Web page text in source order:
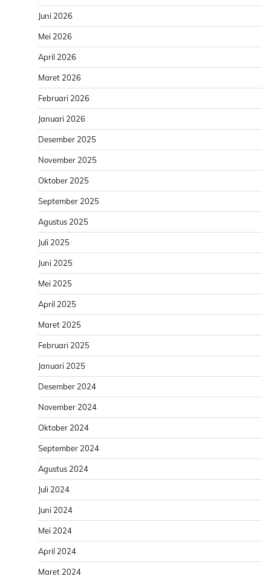
Juni 2026
Mei 2026
April 2026
Maret 2026
Februari 2026
Januari 2026
Desember 2025
November 2025
Oktober 2025
September 2025
Agustus 2025
Juli 2025
Juni 2025
Mei 2025
April 2025
Maret 2025
Februari 2025
Januari 2025
Desember 2024
November 2024
Oktober 2024
September 2024
Agustus 2024
Juli 2024
Juni 2024
Mei 2024
April 2024
Maret 2024